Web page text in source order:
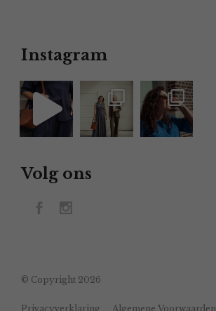
Instagram
Volg ons
© Copyright 2026
Privacyverklaring Algemene Voorwaarden